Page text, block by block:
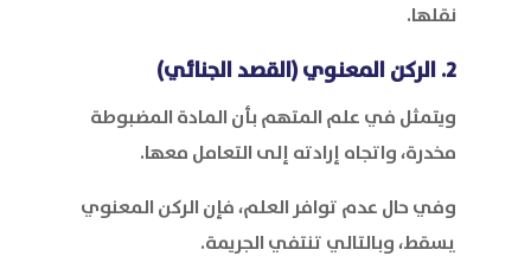
نقلها.
2. الركن المعنوي (القصد الجنائي)
ويتمثل في علم المتهم بأن المادة المضبوطة
مخدرة، واتجاه إرادته إلى التعامل معها.
وفي حال عدم توافر العلم، فإن الركن المعنوي
يسقط، وبالتالي تنتفي الجريمة.